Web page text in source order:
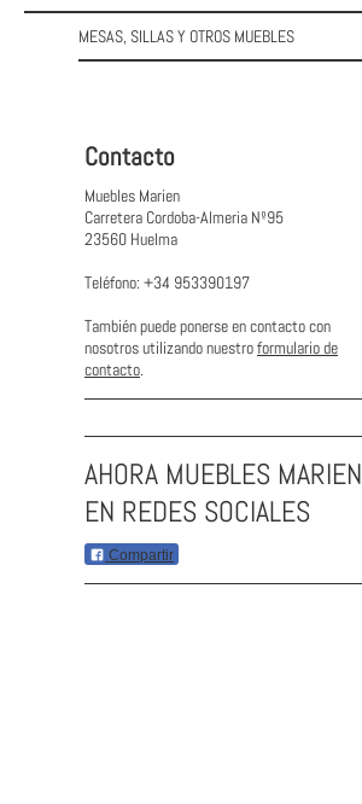
MESAS, SILLAS Y OTROS MUEBLES
Contacto
Muebles Marien
Carretera Cordoba-Almeria Nº95
23560 Huelma
Teléfono: +34 953390197
También puede ponerse en contacto con
nosotros utilizando nuestroformulario de
contacto.
AHORA MUEBLES MARIEN
EN REDES SOCIALES
Compartir